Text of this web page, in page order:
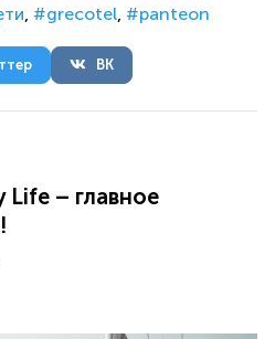
grecotel panteon
ВК
Life – главное